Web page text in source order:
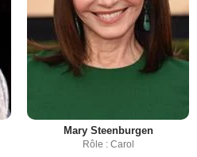
Mary Steenburgen
Rôle : Carol